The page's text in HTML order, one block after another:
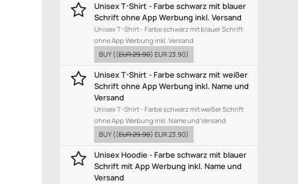
Unisex T-Shirt - Farbe schwarz mit blauer
Schrift ohne App Werbung inkl. Versand
Unisex T-Shirt - Farbe schwarz mit blauer Schrift
ohne App Werbung inkl. Versand
BUY ((EUR 29.90) EUR 23.90)
Unisex T-Shirt - Farbe schwarz mit weißer
Schrift ohne App Werbung inkl. Name und
Versand
Unisex T-Shirt - Farbe schwarz mit weißer Schrift
ohne App Werbung inkl. Name und Versand
BUY ((EUR 29.90) EUR 23.90)
Unisex Hoodie - Farbe schwarz mit blauer
Schrift mit App Werbung inkl. Name und
Versand